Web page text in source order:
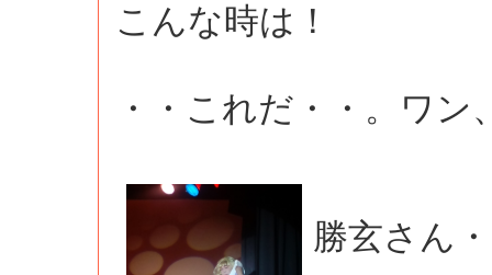
こんな時は！
・・これだ・・。ワ
勝玄さん